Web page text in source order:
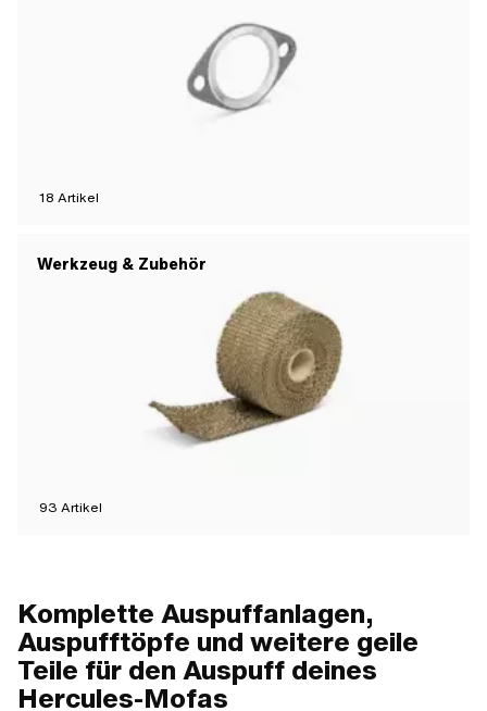
18 Artikel
Werkzeug & Zubehör
93 Artikel
Komplette Auspuffanlagen,
Auspufftöpfe und weitere geile
Teile für den Auspuff deines
Hercules-Mofas